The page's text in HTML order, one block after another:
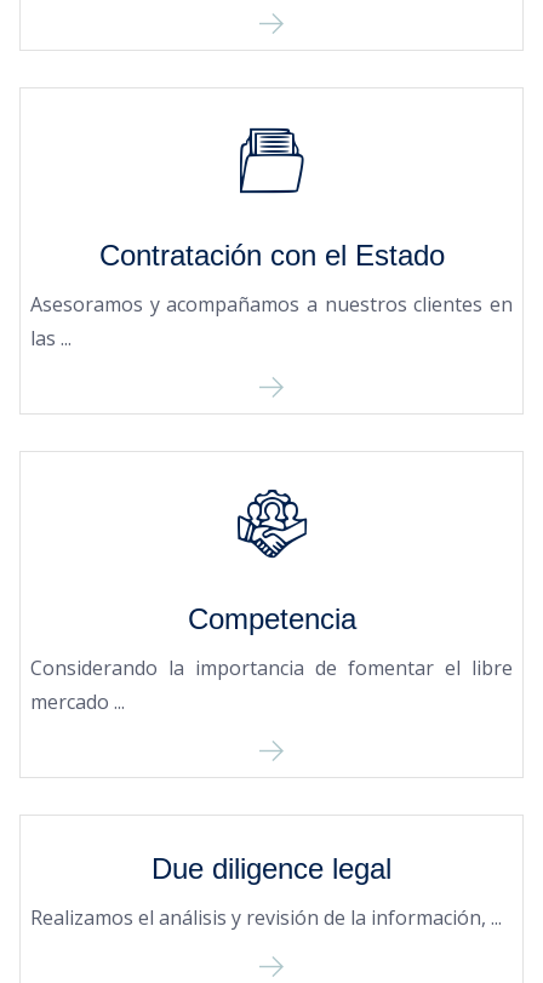
Contratación con el Estado
Asesoramos y acompañamos a nuestros clientes en
las ...
Competencia
Considerando la importancia de fomentar el libre
mercado ...
Due diligence legal
Realizamos el análisis y revisión de la información, ...